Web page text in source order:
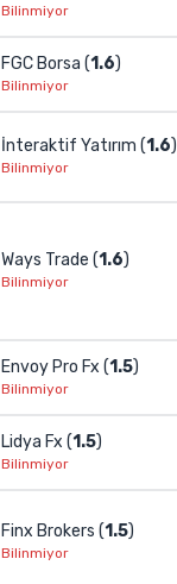
Bilinmiyor
FGC Borsa (1.6)
Bilinmiyor
İnteraktif Yatırım (1.6)
Bilinmiyor
Ways Trade (1.6)
Bilinmiyor
Envoy Pro Fx (1.5)
Bilinmiyor
Lidya Fx (1.5)
Bilinmiyor
Finx Brokers (1.5)
Bilinmiyor